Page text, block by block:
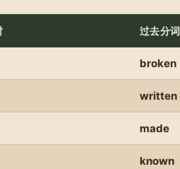
过去分词
broken
written
made
known